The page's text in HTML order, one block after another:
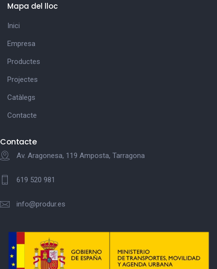
Mapa del lloc
Inici
Empresa
Productes
Projectes
Catàlegs
Contacte
Contacte
Av. Aragonesa, 119 Amposta, Tarragona
619 520 981
info@produr.es